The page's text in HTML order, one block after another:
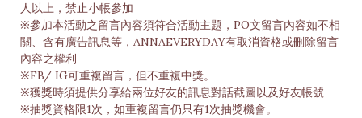
人以上，禁止小帳參加
※參加本活動之留言內容須符合活動主題，PO文留言內容如不相
關、含有廣告訊息等，ANNAEVERYDAY有取消資格或刪除留言
內容之權利
※FB/ IG可重複留言，但不重複中獎。
※獲獎時須提供分享給兩位好友的訊息對話截圖以及好友帳號
※抽獎資格限1次，如重複留言仍只有1次抽獎機會。